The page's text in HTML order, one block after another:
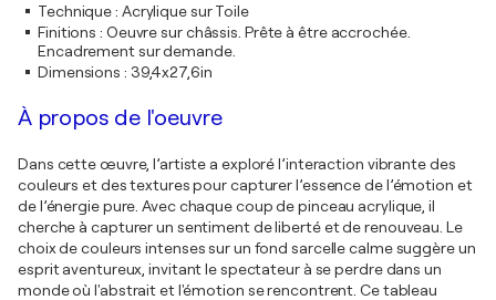
Technique: Acrylique sur Toile
Finitions : Oeuvre sur châssis. Prête à être accrochée.
Encadrement sur demande.
Dimensions : 39,4x27,6in
À propos de l'oeuvre
Dans cette œuvre, l’artiste a exploré l’interaction vibrante des
couleurs et des textures pour capturer l’essence de l’émotion et
de l’énergie pure. Avec chaque coup de pinceau acrylique, il
cherche à capturer un sentiment de liberté et de renouveau. Le
choix de couleurs intenses sur un fond sarcelle calme suggère un
esprit aventureux, invitant le spectateur à se perdre dans un
monde où l'abstrait et l'émotion se rencontrent. Ce tableau